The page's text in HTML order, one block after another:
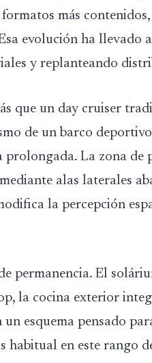
más
evolución ha llevado
y replanteando
que un day cruiser
de un barco
La zona de
alas laterales
la percepción
permanencia. El
la cocina exterior
esquema pensado
habitual en este rango